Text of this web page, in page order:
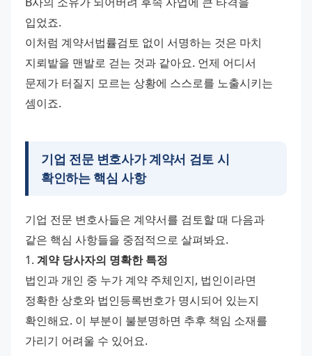
입었죠.
이처럼 계약서법률검토 없이 서명하는 것은 마치
지뢰밭을 맨발로 걷는 것과 같아요. 언제 어디서
문제가 터질지 모르는 상황에 스스로를 노출시키는
셈이죠.
기업 전문 변호사가 계약서 검토 시
확인하는 핵심 사항
기업 전문 변호사들은 계약서를 검토할 때 다음과
같은 핵심 사항들을 중점적으로 살펴봐요.
1. 계약 당사자의 명확한 특정
법인과 개인 중 누가 계약 주체인지, 법인이라면
정확한 상호와 법인등록번호가 명시되어 있는지
확인해요. 이 부분이 불분명하면 추후 책임 소재를
가리기 어려울 수 있어요.